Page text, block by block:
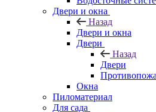
Двери и окна
Назад
Двери и окна
Двери
Назад
Двери
Окна
Пиломатериал
Для сада